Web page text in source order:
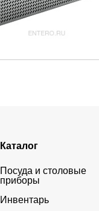
Каталог
Посуда и столовые
приборы
Инвентарь